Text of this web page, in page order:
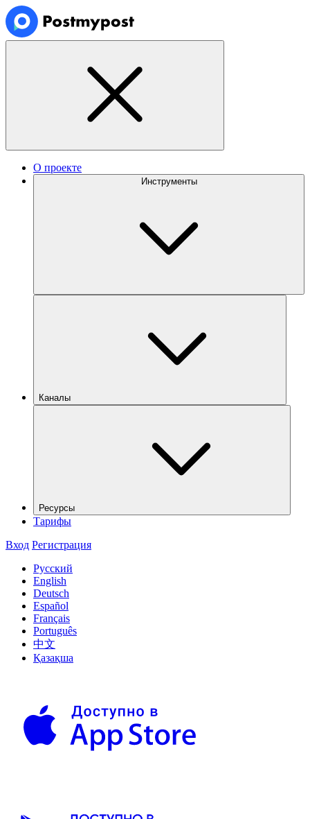
О проекте
Инструменты
Каналы
Ресурсы
Тарифы
Вход Регистрация
Русский
English
Deutsch
Español
Français
Português
中文
Қазақша